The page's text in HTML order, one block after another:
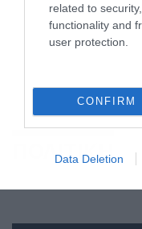
related to
functionality and
user protection.
CONFIRM
Data Deletion
ΠΟΛΙΤΙΚΗ